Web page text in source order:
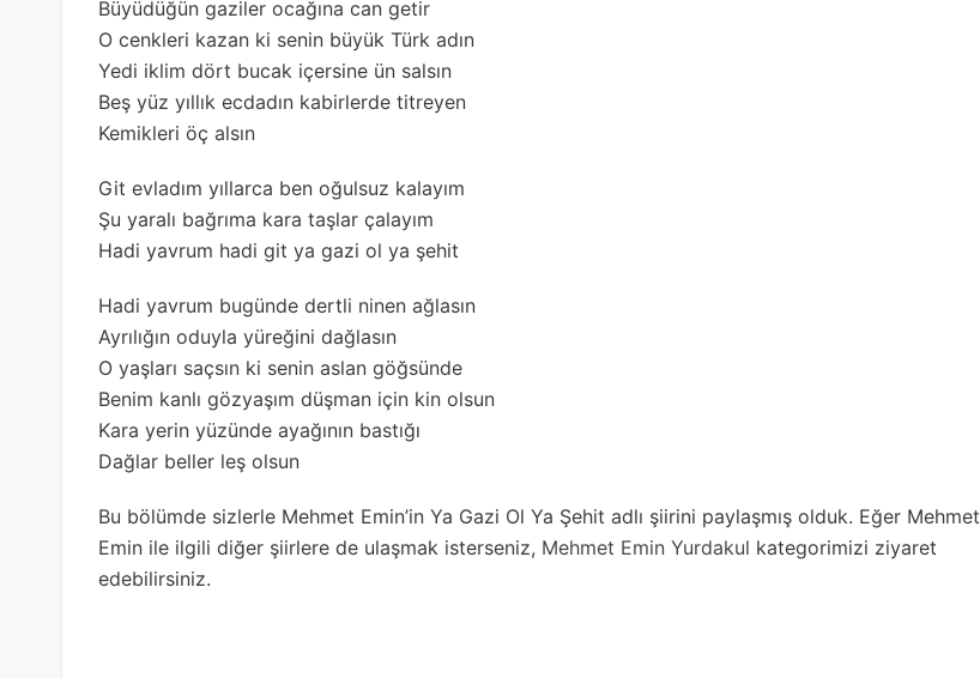
Büyüdüğün gaziler ocağına can getir
O cenkleri kazan ki senin büyük Türk adın
Yedi iklim dört bucak içersine ün salsın
Beş yüz yıllık ecdadın kabirlerde titreyen
Kemikleri öç alsın
Git evladım yıllarca ben oğulsuz kalayım
Şu yaralı bağrıma kara taşlar çalayım
Hadi yavrum hadi git ya gazi ol ya şehit
Hadi yavrum bugünde dertli ninen ağlasın
Ayrılığın oduyla yüreğini dağlasın
O yaşları saçsın ki senin aslan göğsünde
Benim kanlı gözyaşım düşman için kin olsun
Kara yerin yüzünde ayağının bastığı
Dağlar beller leş olsun
Bu bölümde sizlerle Mehmet Emin’in Ya Gazi Ol Ya Şehit adlı şiirini paylaşmış olduk. Eğer Mehmet
Emin ile ilgili diğer şiirlere de ulaşmak isterseniz, Mehmet Emin Yurdakul kategorimizi ziyaret
edebilirsiniz.